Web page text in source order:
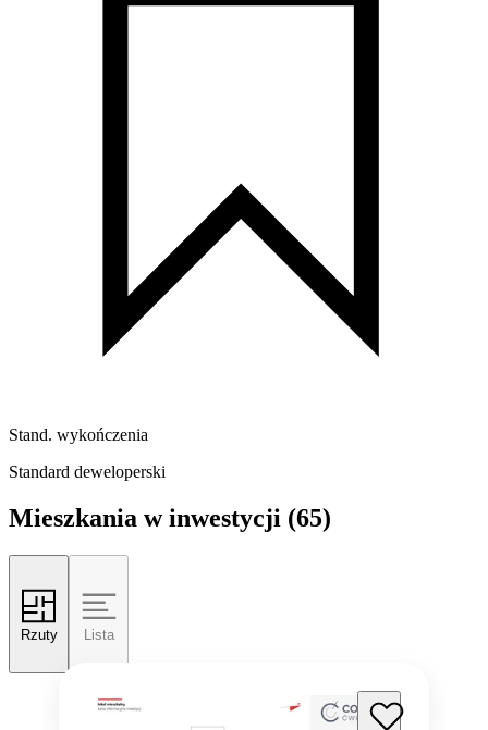
Stand. wykończenia
Standard deweloperski
Mieszkania w inwestycji (65)
Rzuty Lista